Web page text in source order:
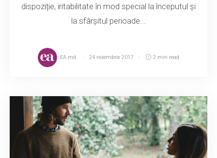
dispoziție, iritabilitate în mod special la începutul și
la sfârșitul perioade...
EA.md 24 noiembrie 2017 2 min read